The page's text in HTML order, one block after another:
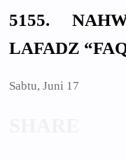
5155.
Sabtu, Juni 17